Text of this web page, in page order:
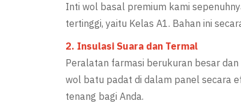
Inti wol basal premium kami
tertinggi, yaitu Kelas A1. Bahan ini
2. Insulasi Suara dan Termal
Peralatan farmasi berukuran besar
wol batu padat di dalam panel secara
tenang bagi Anda.